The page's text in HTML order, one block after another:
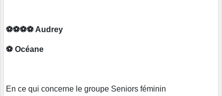
⚽️⚽️⚽️⚽️ Audrey
⚽️ Océane
En ce qui concerne le groupe Seniors féminin